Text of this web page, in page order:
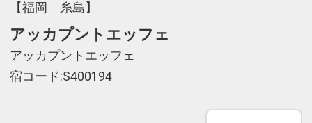
【福岡 糸島】
アッカプントエッフェ
アッカプントエッフェ
宿コード:S400194